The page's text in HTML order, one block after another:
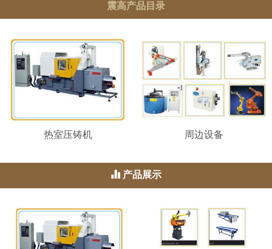
震高产品目录
热室压铸机 周边设备
产品展示